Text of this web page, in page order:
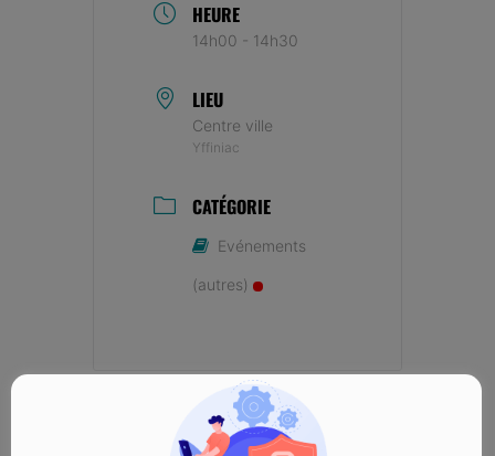
HEURE
14h00 - 14h30
LIEU
Centre ville
Yffiniac
CATÉGORIE
Evénements
(autres)